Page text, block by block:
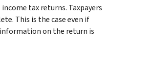
tax returns. Taxpayers
This is the case even if
on the return is